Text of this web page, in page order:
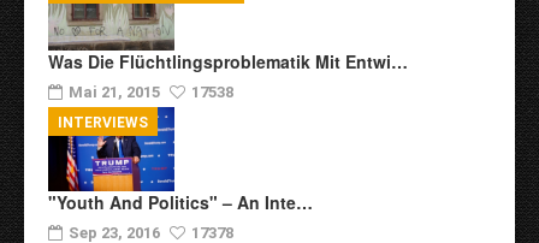
Was Die Flüchtlingsproblematik Mit Entwi…
Mai 21, 2015 17538
"Youth And Politics" – An Inte…
Sep 23, 2016 17378
INTERVIEWS